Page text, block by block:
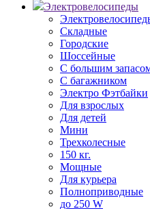
Электровелосипеды
Складные
Городские
Шоссейные
С большим
С багажником
Электро Фэтбайки
Для взрослых
Для детей
Мини
Трехколесные
150 кг.
Мощные
Для курьера
Полноприводные
до 250 W